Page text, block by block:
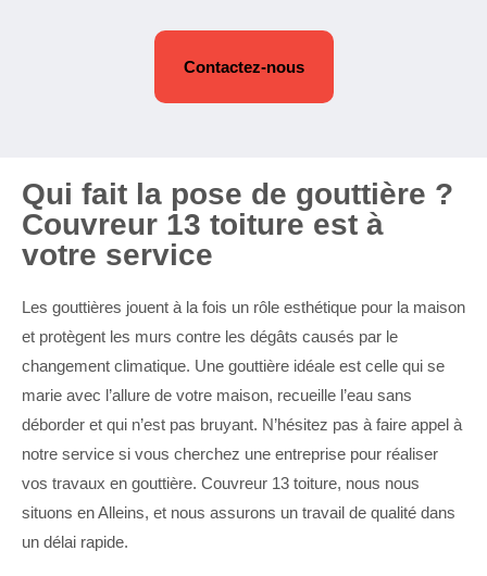
Contactez-nous
Qui fait la pose de gouttière ?
Couvreur 13 toiture est à
votre service
Les gouttières jouent à la fois un rôle esthétique pour la maison
et protègent les murs contre les dégâts causés par le
changement climatique. Une gouttière idéale est celle qui se
marie avec l’allure de votre maison, recueille l’eau sans
déborder et qui n’est pas bruyant. N’hésitez pas à faire appel à
notre service si vous cherchez une entreprise pour réaliser
vos travaux en gouttière. Couvreur 13 toiture, nous nous
situons en Alleins, et nous assurons un travail de qualité dans
un délai rapide.